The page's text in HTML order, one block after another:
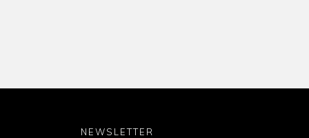
NEWSLETTER